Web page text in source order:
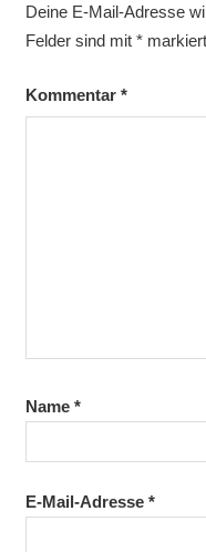
Deine E-Mail-Adresse
Felder sind mit *markiert
Kommentar *
Name *
E-Mail-Adresse *